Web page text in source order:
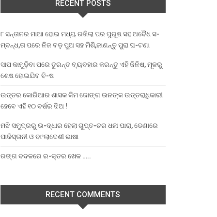
RECENT POSTS
୮ ସନ୍ତାନର ମାଆ ହୋଇ ମଧ୍ୟ ରଖିଲା ପର ପୁରୁଷ ସହ ଅବୈଧ ସ-
ମ୍ବନ୍ଧ,ତା ପରେ ନିଜ ବଡ଼ ପୁଅ ସହ ମିଶି,ଜାଣନ୍ତୁ ପୁରା ଘ-ଟଣା
ସାପ କାମୁଡ଼ିବା ପରେ ତୁରନ୍ତ ବ୍ୟବହାର କରନ୍ତୁ ଏହି ଜିନିଷ, ମୂଳରୁ
ଶେଷ ହୋଇଯିବ ବି-ଷ
ଉତ୍ତର କୋରିଆର ଶାସକ କିମ ଜୋଙ୍ଗ ଉନଙ୍କ ଉତ୍ତରାଧିକାରୀ
ହେବେ ଏହି ୧୦ ବର୍ଷର ଝିଅ !
ମଝି ସମୁଦ୍ରରୁ ଉ-ଦ୍ଧାର ହେଲା ଗୁପ୍ତ-ଚର ଧଳା ପାରା, ଡେଣାରେ
ପାକିସ୍ତାନୀ ଓ ବାଂଲାଦେଶୀ ଭାଷା
ରଙ୍ଗ ବଦଳରେ ର-କ୍ତର ଖେଳ …..
RECENT COMMENTS